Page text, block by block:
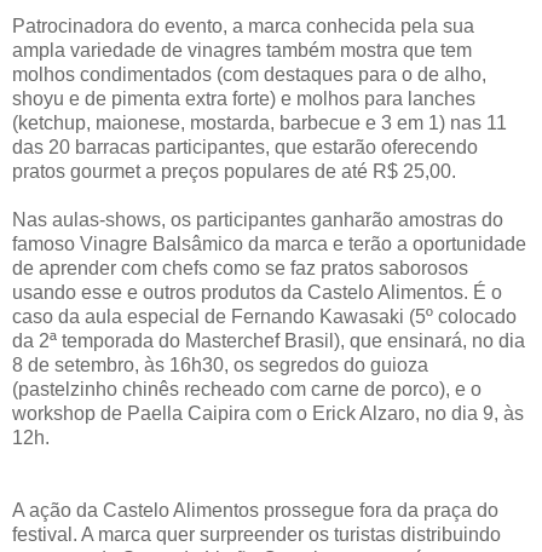
Patrocinadora do evento, a marca conhecida pela sua
ampla variedade de vinagres também mostra que tem
molhos condimentados (com destaques para o de alho,
shoyu e de pimenta extra forte) e molhos para lanches
(ketchup, maionese, mostarda, barbecue e 3 em 1) nas 11
das 20 barracas participantes, que estarão oferecendo
pratos gourmet a preços populares de até R$ 25,00.
Nas aulas-shows, os participantes ganharão amostras do
famoso Vinagre Balsâmico da marca e terão a oportunidade
de aprender com chefs como se faz pratos saborosos
usando esse e outros produtos da Castelo Alimentos. É o
caso da aula especial de Fernando Kawasaki (5º colocado
da 2ª temporada do Masterchef Brasil), que ensinará, no dia
8 de setembro, às 16h30, os segredos do guioza
(pastelzinho chinês recheado com carne de porco), e o
workshop de Paella Caipira com o Erick Alzaro, no dia 9, às
12h.
A ação da Castelo Alimentos prossegue fora da praça do
festival. A marca quer surpreender os turistas distribuindo